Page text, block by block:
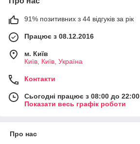
91% позитивних з 44 відгуків за рік
Працює з 08.12.2016
м. Київ
Київ, Київ, Україна
Контакти
Сьогодні працює з 08:00 до 22:00
Показати весь графік роботи
Про нас